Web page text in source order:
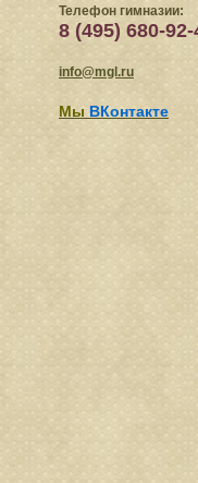
Телефон гимназии:
8 (495) 680-92-
info@mgl.ru
Мы ВКонтакте